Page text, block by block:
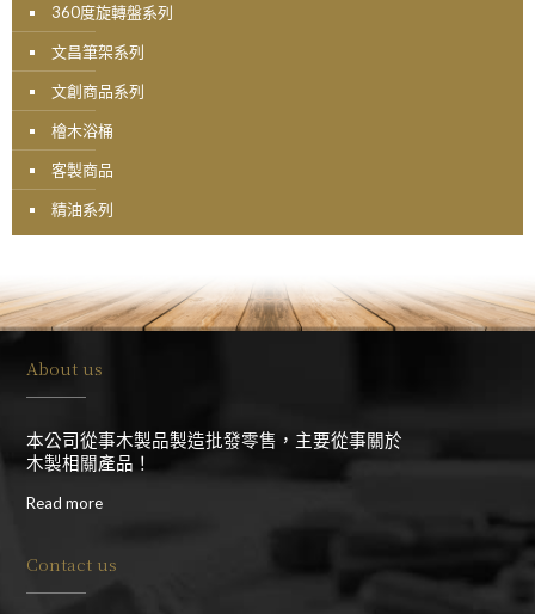
360度旋轉盤系列
文昌筆架系列
文創商品系列
檜木浴桶
客製商品
精油系列
About us
本公司從事木製品製造批發零售，主要從事關於
木製相關產品！
Read more
Contact us